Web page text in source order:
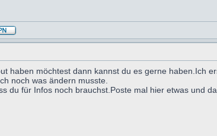
haben möchtest dann kannst du es gerne haben.Ich
noch was ändern musste.
du für Infos noch brauchst.Poste mal hier etwas und